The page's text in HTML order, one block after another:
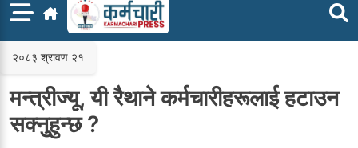
२०८३ श्रावण २१
मन्त्रीज्यू, यी रैथाने कर्मचारीहरूलाई हटाउन
सक्नुहुन्छ ?